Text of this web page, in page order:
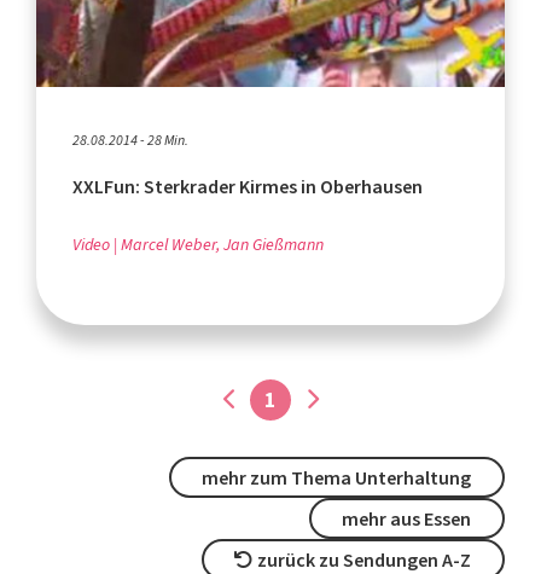
28.08.2014 - 28 Min.
XXLFun: Sterkrader Kirmes in Oberhausen
Video Marcel Weber, Jan Gießmann
1
mehr zum Thema Unterhaltung
mehr aus Essen
zurück zu Sendungen A-Z